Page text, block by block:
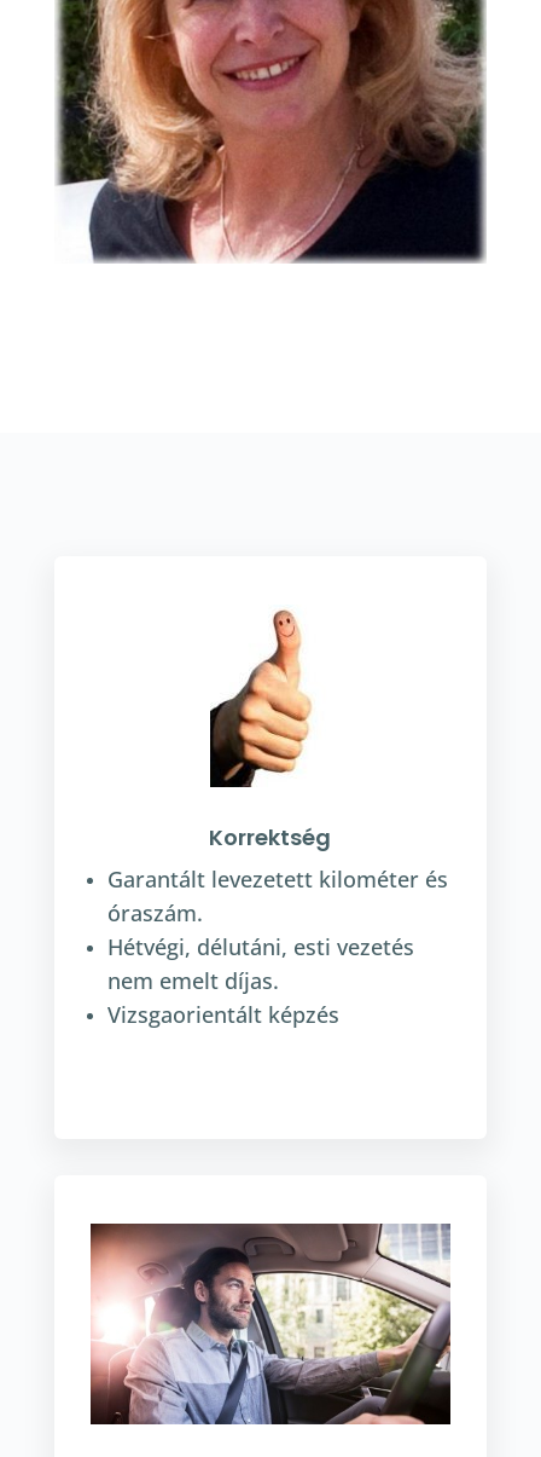
Korrektség
Garantált levezetett kilométer és
óraszám.
Hétvégi, délutáni, esti vezetés
nem emelt díjas.
Vizsgaorientált képzés